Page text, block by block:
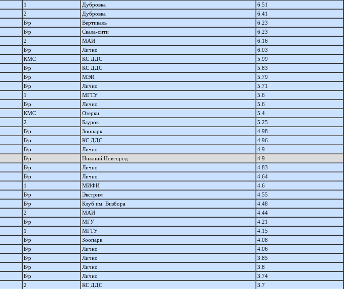
1 Дубровка
6.51
2 Дубровка
6.41
Б/р Вертикаль
6.23
Б/р Скала-сити
6.23
2 МАИ
6.16
Б/р Лично
6.03
КМС КС ДДС
5.99
Б/р КС ДДС
5.83
Б/р МЭИ
5.79
Б/р Лично
5.71
1 МГТУ
5.6
Б/р Лично
5.6
КМС Озерки
5.4
2 Баурок
5.25
Б/р Зоопарк
4.98
Б/р КС ДДС
4.96
Б/р Лично
4.9
Б/р Нижний Новгород
4.9
Б/р Лично
4.83
Б/р Лично
4.64
1 МИФИ
4.6
Б/р Экстрим
4.55
Б/р Клуб им. Визбора
4.48
2 МАИ
4.44
Б/р МГУ
4.21
1 МГТУ
4.15
Б/р Зоопарк
4.08
Б/р Лично
4.06
Б/р Лично
3.85
Б/р Лично
3.8
Б/р Лично
3.74
2 КС ДДС
3.7